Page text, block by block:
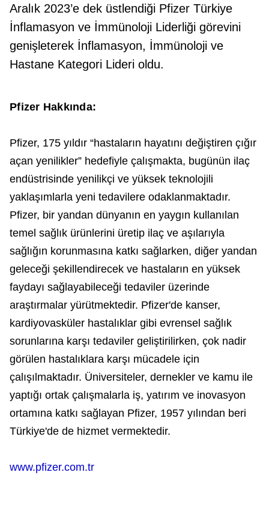
Aralık 2023’e dek üstlendiği Pfizer Türkiye
İnflamasyon ve İmmünoloji Liderliği görevini
genişleterek İnflamasyon, İmmünoloji ve
Hastane Kategori Lideri oldu.
Pfizer Hakkında:
Pfizer, 175 yıldır “hastaların hayatını değiştiren çığır
açan yenilikler” hedefiyle çalışmakta, bugünün ilaç
endüstrisinde yenilikçi ve yüksek teknolojili
yaklaşımlarla yeni tedavilere odaklanmaktadır.
Pfizer, bir yandan dünyanın en yaygın kullanılan
temel sağlık ürünlerini üretip ilaç ve aşılarıyla
sağlığın korunmasına katkı sağlarken, diğer yandan
geleceği şekillendirecek ve hastaların en yüksek
faydayı sağlayabileceği tedaviler üzerinde
araştırmalar yürütmektedir. Pfizer'de kanser,
kardiyovasküler hastalıklar gibi evrensel sağlık
sorunlarına karşı tedaviler geliştirilirken, çok nadir
görülen hastalıklara karşı mücadele için
çalışılmaktadır. Üniversiteler, dernekler ve kamu ile
yaptığı ortak çalışmalarla iş, yatırım ve inovasyon
ortamına katkı sağlayan Pfizer, 1957 yılından beri
Türkiye'de de hizmet vermektedir.
www.pfizer.com.tr